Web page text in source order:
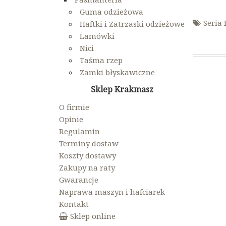
Guma odzieżowa
Haftki i Zatrzaski odzieżowe
Lamówki
Nici
Taśma rzep
Zamki błyskawiczne
Sklep Krakmasz
O firmie
Opinie
Regulamin
Terminy dostaw
Koszty dostawy
Zakupy na raty
Gwarancje
Naprawa maszyn i hafciarek
Kontakt
Sklep online
Seria